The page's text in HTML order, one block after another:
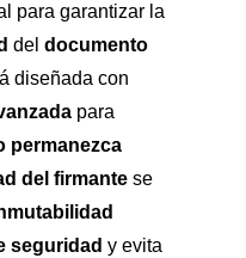
para garantizar la
del documento
diseñada con
para
permanezca
del firmantese
seguridad y evita